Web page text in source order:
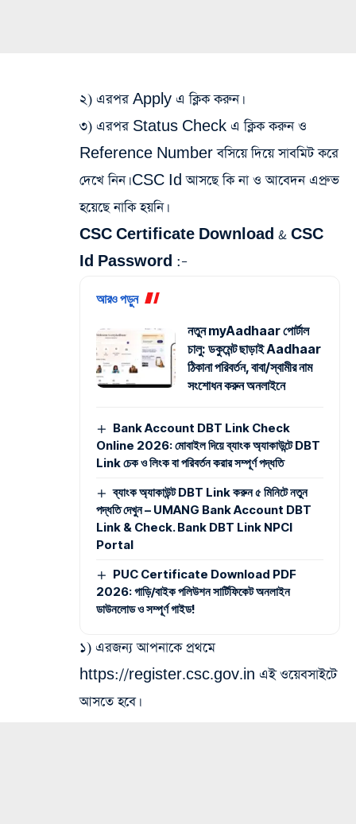
২) এরপর Apply এ ক্লিক করুন।
৩) এরপর Status Check এ ক্লিক করুন ও
Reference Number বসিয়ে দিয়ে সাবমিট করে
দেখে নিন। CSC Id আসছে কি না ও আবেদন এপ্রুভ
হয়েছে নাকি হয়নি।
CSC Certificate Download & CSC
Id Password :–
আরও পড়ুন
নতুন myAadhaar পোর্টাল
চালু: ডকুমেন্ট ছাড়াই Aadhaar
ঠিকানা পরিবর্তন, বাবা/স্বামীর নাম
সংশোধন করুন অনলাইনে
Bank Account DBT Link Check
Online 2026: মোবাইল দিয়ে ব্যাংক অ্যাকাউন্টে DBT
Link চেক ও লিংক বা পরিবর্তন করার সম্পূর্ণ পদ্ধতি
ব্যাংক অ্যাকাউন্ট DBT Link করুন ৫ মিনিটে নতুন
পদ্ধতি দেখুন – UMANG Bank Account DBT
Link & Check. Bank DBT Link NPCI
Portal
PUC Certificate Download PDF
2026: গাড়ি/বাইক পলিউশন সার্টিফিকেট অনলাইন
ডাউনলোড ও সম্পূর্ণ গাইড!
১) এরজন্য আপনাকে প্রথমে
https://register.csc.gov.in এই ওয়েবসাইটে
আসতে হবে।